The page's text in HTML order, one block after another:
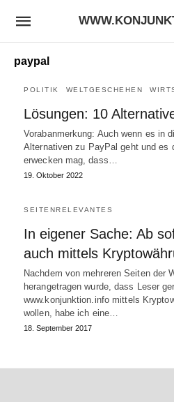
paypal
POLITIK WELTGESCHEHEN
Lösungen: 10
Vorabanmerkung: Auch wenn es in
Alternativen zu PayPal geht und es
erwecken mag, dass…
19. Oktober 2022
SEITENRELEVANTES
In eigener Sache: Ab
auch mittels
Nachdem von mehreren Seiten der
herangetragen wurde, dass Leser
www.konjunktion.info mittels
wollen, habe ich eine…
18. September 2017